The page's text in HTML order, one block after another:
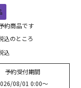
約商品です
込のところ
込
予約受付期間
08/01 0:00〜